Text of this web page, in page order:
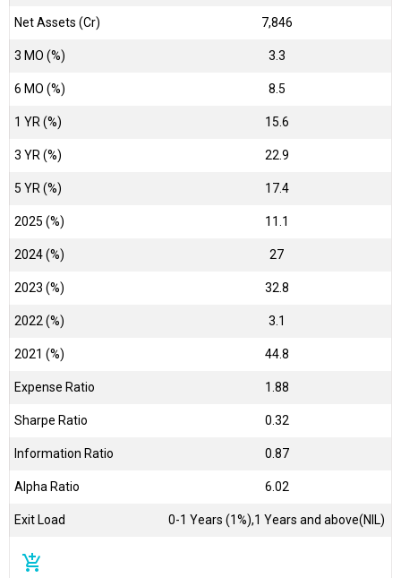
Net Assets (Cr) ₹7,846
3 MO (%) 3.3
6 MO (%) 8.5
1 YR (%) 15.6
3 YR (%) 22.9
5 YR (%) 17.4
2025 (%) 11.1
2024 (%) 27
2023 (%) 32.8
2022 (%) 3.1
2021 (%) 44.8
Expense Ratio 1.88
Sharpe Ratio 0.32
Information Ratio 0.87
Alpha Ratio 6.02
Exit Load 0-1 Years (1%),1 Years and above(NIL)
add_shopping_cart